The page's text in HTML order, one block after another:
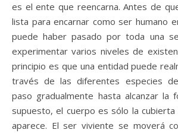
es el ente que reencarna. Antes de
lista para encarnar como ser humano
puede haber pasado por toda una
experimentar varios niveles de
principio es que una entidad puede
través de las diferentes especies
paso gradualmente hasta alcanzar la
supuesto, el cuerpo es sólo la cubierta
aparece. El ser viviente se moverá